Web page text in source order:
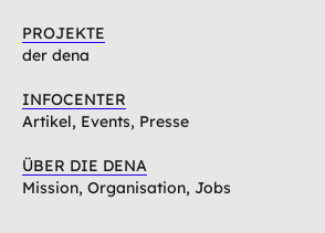
PROJEKTE
der dena
INFOCENTER
Artikel, Events, Presse
ÜBER DIE DENA
Mission, Organisation, Jobs